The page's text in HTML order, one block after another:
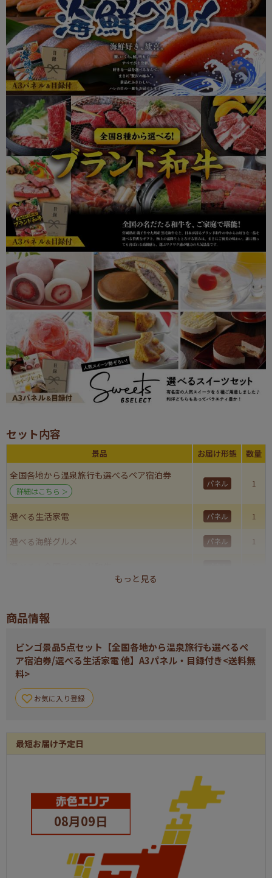
セット内容
景品 お届け形態 数量
全国各地から温泉旅行も選べるペア宿泊券
詳細はこちら
パネル 1
選べる生活家電 パネル 1
選べる海鮮グルメ パネル 1
合計
もっと見る
商品情報
ビンゴ景品5点セット【全国各地から温泉旅行も選べるペ
ア宿泊券/選べる生活家電 他】A3パネル・目録付き<送料無
料>
お気に入り登録
最短お届け予定日
08月09日